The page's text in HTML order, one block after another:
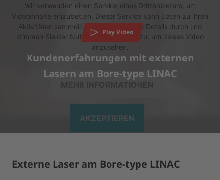
Wir verwenden einen Service eines Drittanbieters, um
Videoinhalte einzubetten. Dieser Service kann Daten zu Ihren
Aktivitäten sammeln. Bitte lesen Sie die Details durch und
stimmen Sie der Nutzung des Service zu, um dieses Video
anzusehen.
AKZEPTIEREN
Play Video
Kundenerfahrungen mit externen
Lasern am Bore-type LINAC
Externe Laser am Bore-type LINAC